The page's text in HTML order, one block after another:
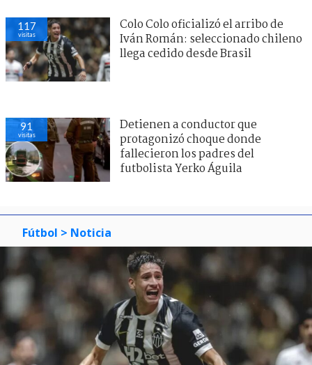
117
visitas
Colo Colo oficializó el arribo de
Iván Román: seleccionado chileno
llega cedido desde Brasil
91
visitas
Detienen a conductor que
protagonizó choque donde
fallecieron los padres del
futbolista Yerko Águila
Fútbol > Noticia